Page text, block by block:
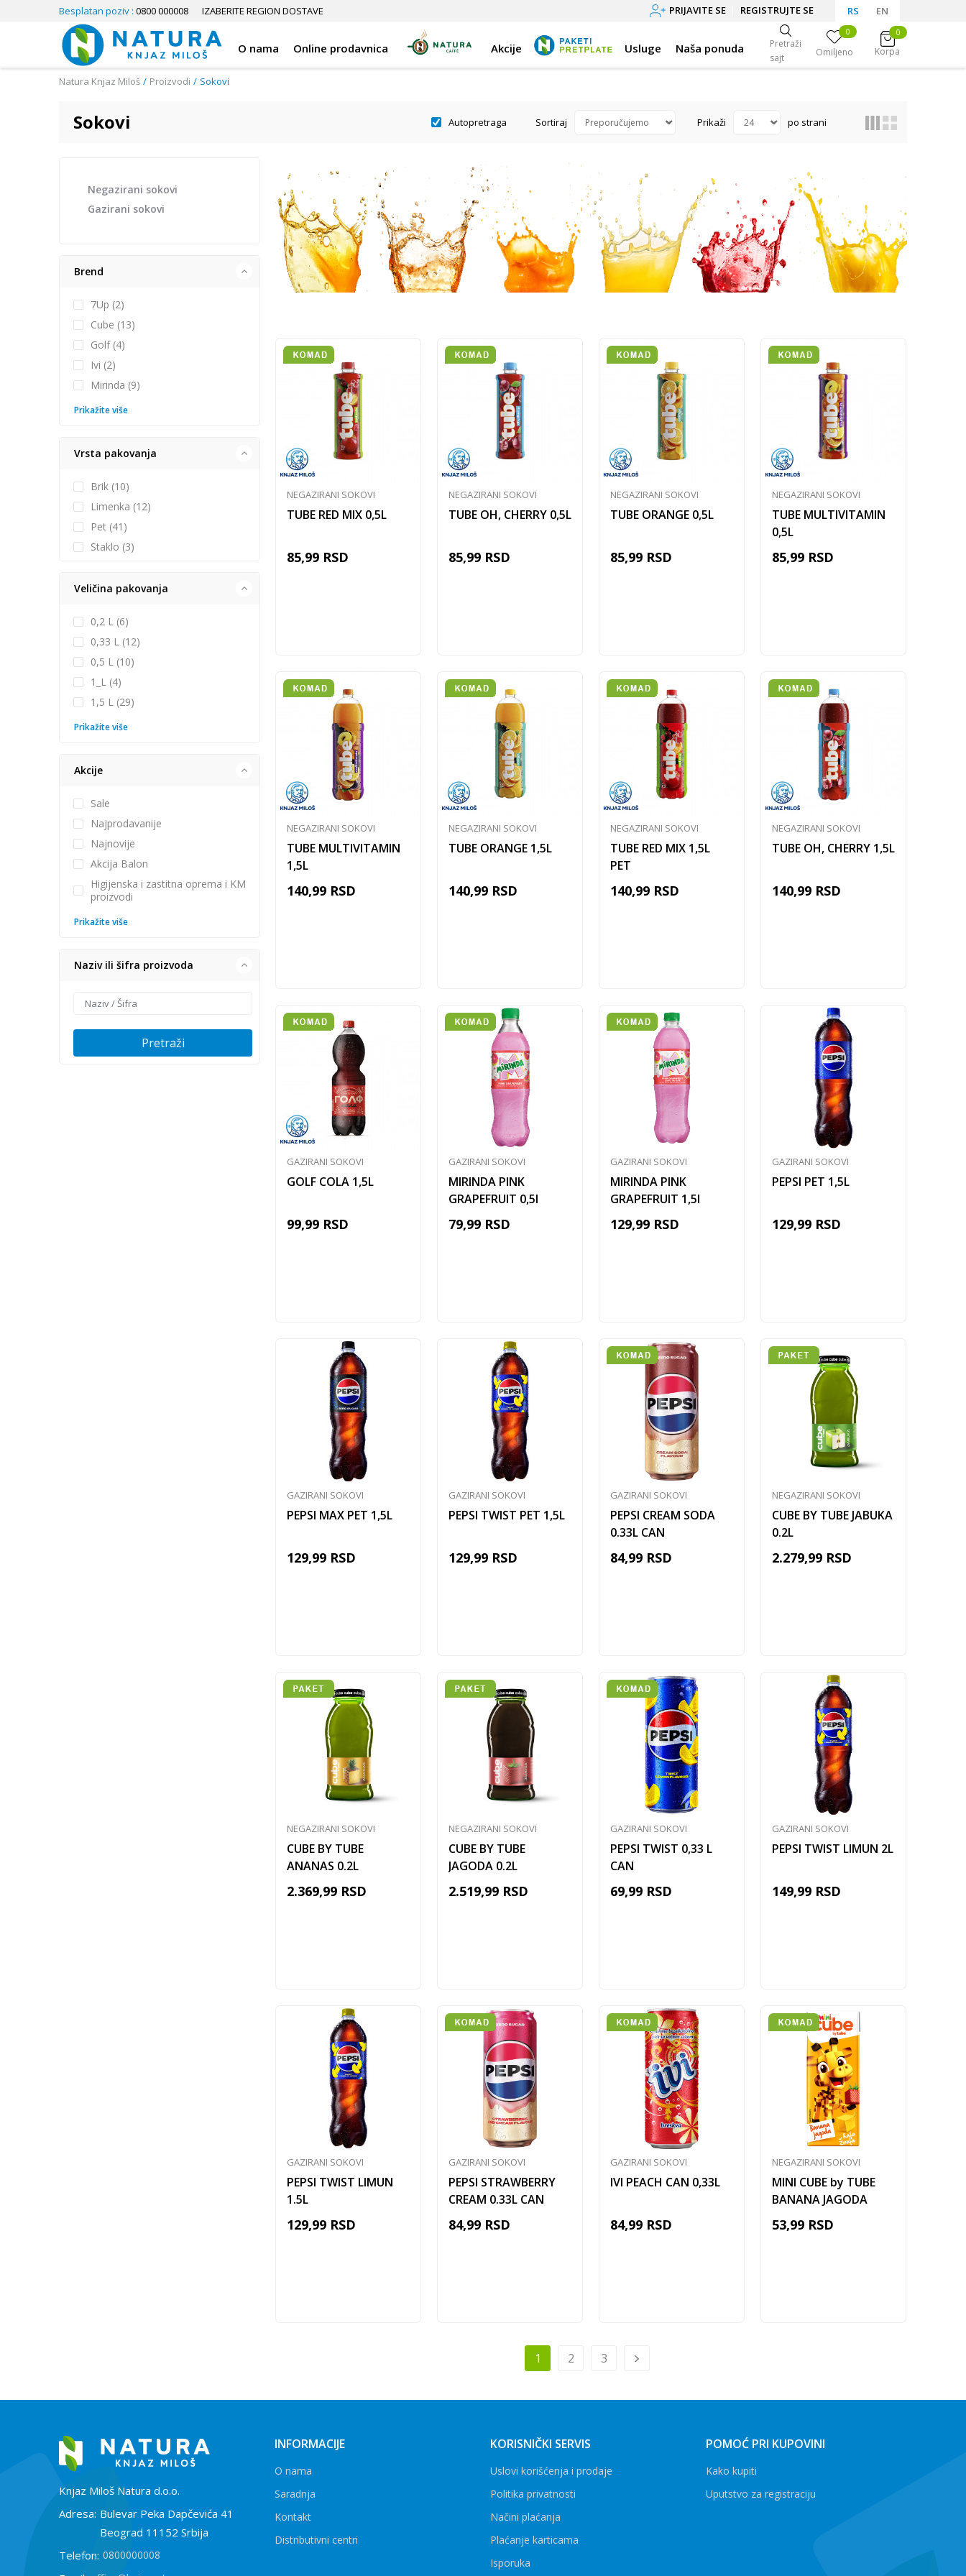
Besplatan poziv : 0800 000008 IZABERITE REGION DOSTAVE RS EN
PRIJAVITE SE REGISTRUJTE SE
O nama Online prodavnica Akcije Usluge Naša ponuda
Pretraži
sajt
Omiljeno
0
Korpa
0
Natura Knjaz Miloš Proizvodi Sokovi
Sokovi Autopretraga Sortiraj Prikaži po strani
Negazirani sokovi
Gazirani sokovi
Brend
7Up (2)
Cube (13)
Golf (4)
Ivi (2)
Mirinda (9)
Prikažite više
Vrsta pakovanja
Brik (10)
Limenka (12)
Pet (41)
Staklo (3)
Veličina pakovanja
0,2 L (6)
0,33 L (12)
0,5 L (10)
1_L (4)
1,5 L (29)
Prikažite više
Akcije
Sale
Najprodavanije
Najnovije
Akcija Balon
Higijenska i zastitna oprema i KM
proizvodi
Prikažite više
Naziv ili šifra proizvoda
Pretraži
NEGAZIRANI SOKOVI
TUBE RED MIX 0,5L
85,99 RSD
NEGAZIRANI SOKOVI
TUBE OH, CHERRY 0,5L
85,99 RSD
NEGAZIRANI SOKOVI
TUBE ORANGE 0,5L
85,99 RSD
NEGAZIRANI SOKOVI
TUBE MULTIVITAMIN
0,5L
85,99 RSD
NEGAZIRANI SOKOVI
TUBE MULTIVITAMIN
1,5L
140,99 RSD
NEGAZIRANI SOKOVI
TUBE ORANGE 1,5L
140,99 RSD
NEGAZIRANI SOKOVI
TUBE RED MIX 1,5L
PET
140,99 RSD
NEGAZIRANI SOKOVI
TUBE OH, CHERRY 1,5L
140,99 RSD
GAZIRANI SOKOVI
GOLF COLA 1,5L
99,99 RSD
GAZIRANI SOKOVI
MIRINDA PINK
GRAPEFRUIT 0,5l
79,99 RSD
GAZIRANI SOKOVI
MIRINDA PINK
GRAPEFRUIT 1,5l
129,99 RSD
GAZIRANI SOKOVI
PEPSI PET 1,5L
129,99 RSD
GAZIRANI SOKOVI
PEPSI MAX PET 1,5L
129,99 RSD
GAZIRANI SOKOVI
PEPSI TWIST PET 1,5L
129,99 RSD
GAZIRANI SOKOVI
PEPSI CREAM SODA
0.33L CAN
84,99 RSD
NEGAZIRANI SOKOVI
CUBE BY TUBE JABUKA
0.2L
2.279,99 RSD
NEGAZIRANI SOKOVI
CUBE BY TUBE
ANANAS 0.2L
2.369,99 RSD
NEGAZIRANI SOKOVI
CUBE BY TUBE
JAGODA 0.2L
2.519,99 RSD
GAZIRANI SOKOVI
PEPSI TWIST 0,33 L
CAN
69,99 RSD
GAZIRANI SOKOVI
PEPSI TWIST LIMUN 2L
149,99 RSD
GAZIRANI SOKOVI
PEPSI TWIST LIMUN
1.5L
129,99 RSD
GAZIRANI SOKOVI
PEPSI STRAWBERRY
CREAM 0.33L CAN
84,99 RSD
GAZIRANI SOKOVI
IVI PEACH CAN 0,33L
84,99 RSD
NEGAZIRANI SOKOVI
MINI CUBE by TUBE
BANANA JAGODA
53,99 RSD
1 2 3
Knjaz Miloš Natura d.o.o.
Adresa: Bulevar Peka Dapčevića 41
Beograd 11152 Srbija
Telefon: 0800000008
INFORMACIJE
O nama
Saradnja
Kontakt
Distributivni centri
KORISNIČKI SERVIS
Uslovi korišćenja i prodaje
Politika privatnosti
Načini plaćanja
Plaćanje karticama
Isporuka
POMOĆ PRI KUPOVINI
Kako kupiti
Uputstvo za registraciju